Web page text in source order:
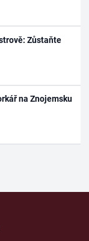
Zůstaňte
na Znojemsku